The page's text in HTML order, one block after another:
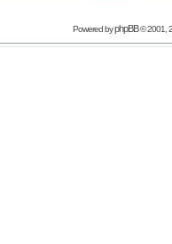
Powered byphpBB© 2001,